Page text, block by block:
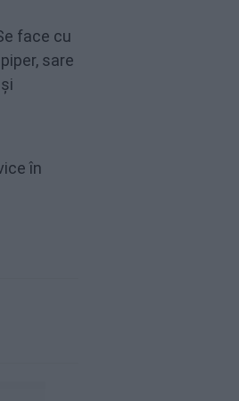
face cu
sare
în